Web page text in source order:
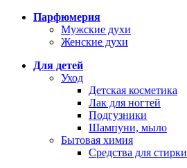
Парфюмерия
Мужские духи
Женские духи
Для детей
Уход
Детская косметика
Лак для ногтей
Подгузники
Шампуни, мыло
Бытовая химия
Средства для стирки